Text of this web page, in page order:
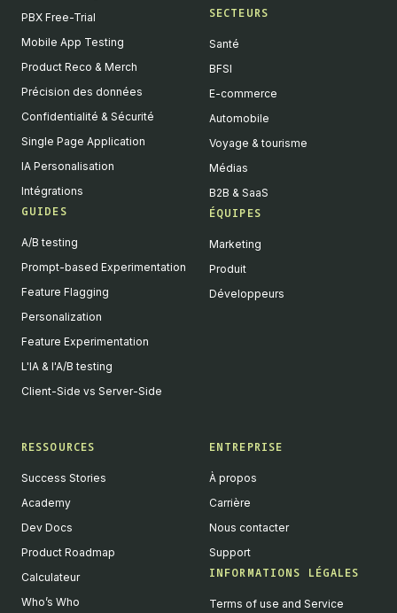
PBX Free-Trial
Mobile App Testing
Product Reco & Merch
Précision des données
Confidentialité & Sécurité
Single Page Application
IA Personalisation
Intégrations
GUIDES
A/B testing
Prompt-based Experimentation
Feature Flagging
Personalization
Feature Experimentation
L'IA & l'A/B testing
Client-Side vs Server-Side
SECTEURS
Santé
BFSI
E-commerce
Automobile
Voyage & tourisme
Médias
B2B & SaaS
ÉQUIPES
Marketing
Produit
Développeurs
RESSOURCES
Success Stories
Academy
Dev Docs
Product Roadmap
Calculateur
Who’s Who
ENTREPRISE
À propos
Carrière
Nous contacter
Support
INFORMATIONS LÉGALES
Terms of use and Service